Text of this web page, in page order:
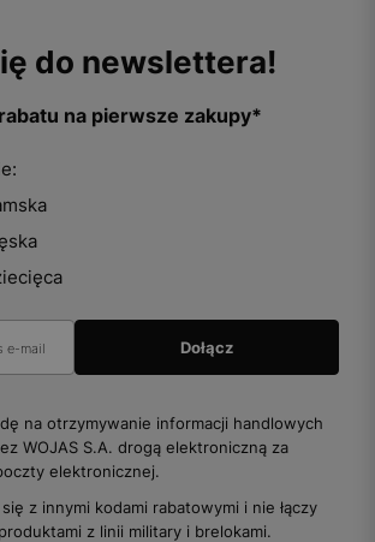
do newslettera!
na pierwsze zakupy*
na otrzymywanie informacji handlowych
WOJAS S.A. drogą elektroniczną za
elektronicznej.
się z innymi kodami rabatowymi i nie łączy
z linii military i brelokami.